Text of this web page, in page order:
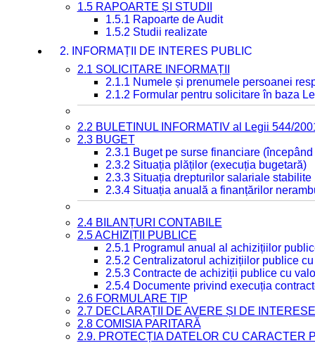
1.5 RAPOARTE ȘI STUDII
1.5.1 Rapoarte de Audit
1.5.2 Studii realizate
2. INFORMAȚII DE INTERES PUBLIC
2.1 SOLICITARE INFORMAȚII
2.1.1 Numele și prenumele persoanei
2.1.2 Formular pentru solicitare în baza
2.2 BULETINUL INFORMATIV al Legii 544/
2.3 BUGET
2.3.1 Buget pe surse financiare
2.3.2 Situația plăților (execuția bugetară)
2.3.3 Situația drepturilor salariale
2.3.4 Situația anuală a finanțărilor
2.4 BILANȚURI CONTABILE
2.5 ACHIZIȚII PUBLICE
2.5.1 Programul anual al achizițiilor
2.5.2 Centralizatorul achizițiilor publice
2.5.3 Contracte de achiziții publice cu
2.5.4 Documente privind execuția
2.6 FORMULARE TIP
2.7 DECLARAȚII DE AVERE ȘI DE INTERESE
2.8 COMISIA PARITARĂ
2.9. PROTECȚIA DATELOR CU CARACTER